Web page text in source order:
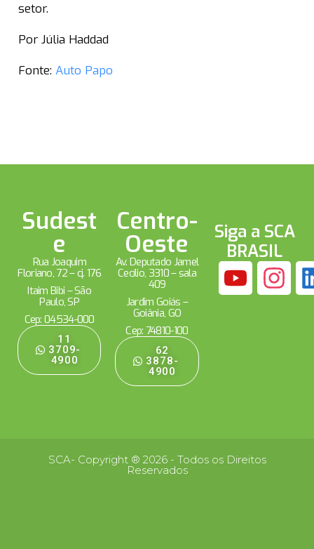
setor.
Por Júlia Haddad
Fonte: Auto Papo
Sudest
e
Rua Joaquim
Floriano, 72 – cj. 176
Itaim Bibi – São
Paulo, SP
Cep: 04534-000
11
3709-
4900
Centro-
Oeste
Av. Deputado Jamel
Cecílio, 3310 – sala
409
Jardim Goiás –
Goiânia, GO
Cep: 74810-100
62
3878-
4900
Siga a SCA
BRASIL
SCA- Copyright ® 2026 - Todos os Direitos
Reservados